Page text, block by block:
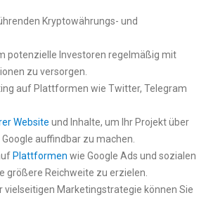
Kryptowährungs- und
potenzielle Investoren regelmäßig mit
zu versorgen.
auf Plattformen wie Twitter, Telegram
Website und Inhalte, um Ihr Projekt über
auffindbar zu machen.
Plattformen wie Google Ads und sozialen
größere Reichweite zu erzielen.
vielseitigen Marketingstrategie können Sie